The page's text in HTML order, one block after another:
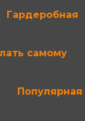
Гардеробная
самому
Популярная